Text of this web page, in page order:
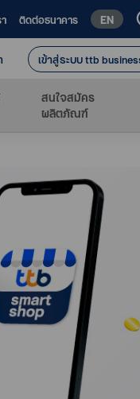
ติดต่อธนาคาร EN
เข้าสู่ระบบ ttb
สนใจสมัคร
ผลิตภัณฑ์